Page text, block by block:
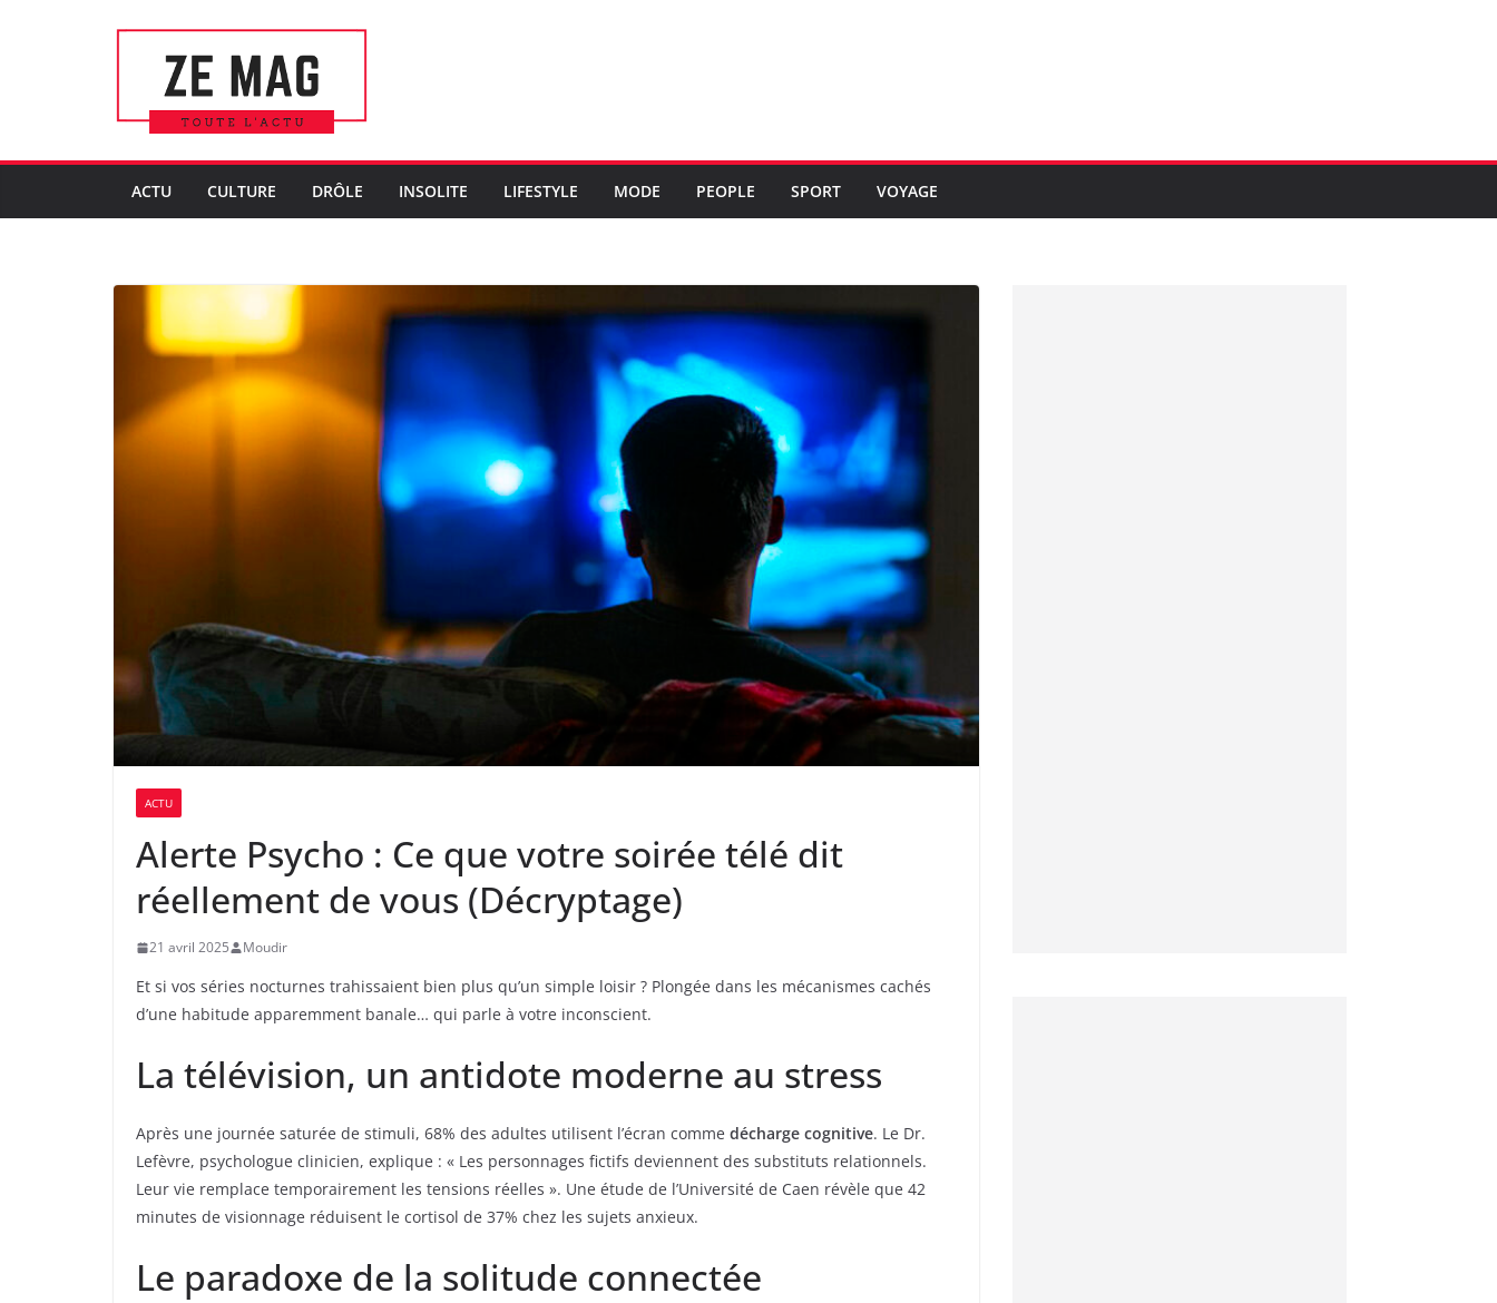
ACTU CULTURE DRÔLE INSOLITE LIFESTYLE MODE PEOPLE SPORT VOYAGE
ACTU
Alerte Psycho : Ce que votre soirée télé dit
réellement de vous (Décryptage)
21 avril 2025 Moudir
Et si vos séries nocturnes trahissaient bien plus qu’un simple loisir ? Plongée dans les mécanismes cachés
d’une habitude apparemment banale… qui parle à votre inconscient.
La télévision, un antidote moderne au stress
Après une journée saturée de stimuli, 68% des adultes utilisent l’écran comme décharge cognitive. Le Dr.
Lefèvre, psychologue clinicien, explique : « Les personnages fictifs deviennent des substituts relationnels.
Leur vie remplace temporairement les tensions réelles ». Une étude de l’Université de Caen révèle que 42
minutes de visionnage réduisent le cortisol de 37% chez les sujets anxieux.
Le paradoxe de la solitude connectée